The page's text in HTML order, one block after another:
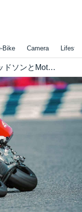
Bike Camera
ハーレーダビッドソンとMotoGPが、2026年より新たなグローバルレースシリーズをスタート！ SNSは、賛否両論で盛り上がって？ います・・・